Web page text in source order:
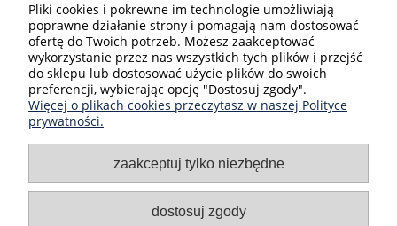
Informacje
Kategorie produktów
Moje konto
Pliki cookies i pokrewne im technologie umożliwiają
poprawne działanie strony i pomagają nam dostosować
ofertę do Twoich potrzeb. Możesz zaakceptować
wykorzystanie przez nas wszystkich tych plików i przejść
do sklepu lub dostosować użycie plików do swoich
preferencji, wybierając opcję "Dostosuj zgody".
Więcej o plikach cookies przeczytasz w naszej Polityce
prywatności.
zaakceptuj tylko niezbędne
dostosuj zgody